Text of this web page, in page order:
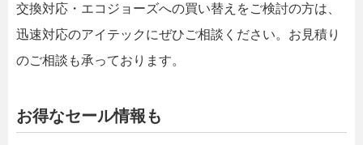
交換対応・エコジョーズへの買い替えをご検討の方は、
迅速対応のアイテックにぜひご相談ください。お見積り
のご相談も承っております。
お得なセール情報も